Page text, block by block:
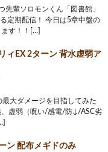
先輩ソロモンくん「図書館」
定期配信！ 今日は5章中盤の
す！！[…]
ィEX 2ターン 背水虚弱ア
大ダメージを目指してみた
虚弱（呪い/感電/防↓/ASC劣
ン 配布メギドのみ